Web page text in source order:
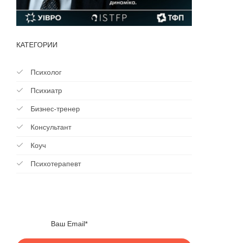
КАТЕГОРИИ
Психолог
Психиатр
Бизнес-тренер
Консультант
Коуч
Психотерапевт